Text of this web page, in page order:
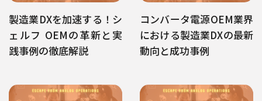
製造業DXを加速する！シ
ェルフ OEMの革新と実
践事例の徹底解説
コンバータ電源OEM業界
における製造業DXの最新
動向と成功事例